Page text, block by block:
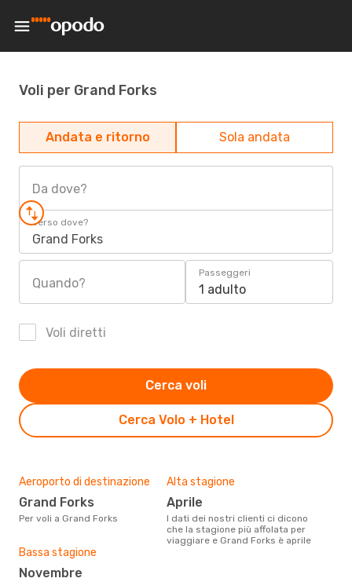
Voli per Grand Forks
Andata e ritorno Sola andata
Da dove?
Verso dove?
Grand Forks
Quando?
Passeggeri
1 adulto
Voli diretti
Cerca Volo + Hotel
Cerca voli
Aeroporto di destinazione
Grand Forks
Per voli a Grand Forks
Alta stagione
aprile
I dati dei nostri clienti ci dicono
che la stagione più affolata per
viaggiare e Grand Forks è aprile
Bassa stagione
novembre